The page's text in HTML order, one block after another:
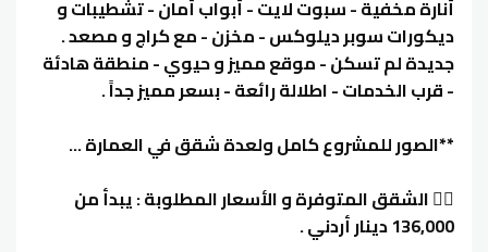
أنارة مخفية - سبوت لايت - أبواب أمان - تشطيبات و
ديكورات سوبر ديلوكس - مخزن - مع كراج و مصعد .
جديدة لم تسكن - موقع مميز و حيوي - منطقة هادئة
- قرب الخدمات - اطلالة رائعة - بسعر مميز جداً .
**الصور للمشروع كامل ولعدة شقق في العمارة ...
👈🏻 الشقق المتوفرة و الأسعار المطلوبة : يبدأ من
136,000 دينار أردني .